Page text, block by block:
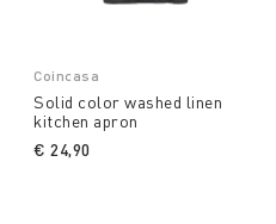
Coincasa
Solid color washed linen
kitchen apron
€ 24,90